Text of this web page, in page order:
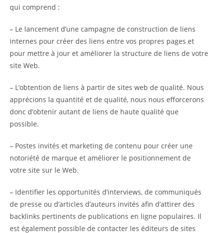
qui comprend :
– Le lancement d’une campagne de construction de liens
internes pour créer des liens entre vos propres pages et
pour mettre à jour et améliorer la structure de liens de votre
site Web.
– L’obtention de liens à partir de sites web de qualité. Nous
apprécions la quantité et de qualité, nous nous efforcerons
donc d’obtenir autant de liens de haute qualité que
possible.
– Postes invités et marketing de contenu pour créer une
notoriété de marque et améliorer le positionnement de
votre site sur le Web.
– Identifier les opportunités d’interviews, de communiqués
de presse ou d’articles d’auteurs invités afin d’attirer des
backlinks pertinents de publications en ligne populaires. Il
est également possible de contacter les éditeurs de sites